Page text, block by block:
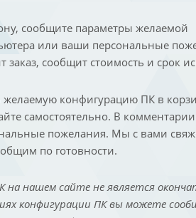
сообщите параметры желаемой
или ваши персональные
заказ, сообщит стоимость и срок
конфигурацию ПК в
самостоятельно. В комментарии
пожелания. Мы с вами
по готовности.
на нашем сайте не является
конфигурации ПК вы можете